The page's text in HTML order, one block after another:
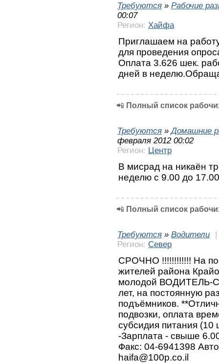
Требуются » Рабочие
00:07
Регион: Хайфа
Приглашаем на
для проведения
Оплата 3.626 шек.
дней в
📲 Полный список
Требуются »Домашние
февраля 2012 00:02
Регион: Центр
В мисрад на никаён
неделю с 9.00 до
📲 Полный список
Требуются » Водители
|
Регион: Север
СРОЧНО !!!!!!!!!!!! На
жителей района
молодой ВОДИТЕЛЬ-
лет, на постоянную
подъёмников.
подвозки, оплата
субсидия питания
-Зарплата - свыше
Факс: 04-6941398
haifa@100p.co.il